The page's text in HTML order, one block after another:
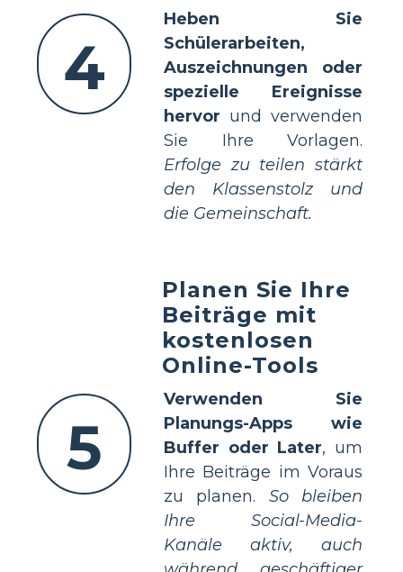
4
Heben Sie
Schülerarbeiten,
Auszeichnungen oder
spezielle Ereignisse
hervor und verwenden
Sie Ihre Vorlagen.
Erfolge zu teilen stärkt
den Klassenstolz und
die Gemeinschaft.
5
Planen Sie Ihre
Beiträge mit
kostenlosen
Online-Tools
Verwenden Sie
Planungs-Apps wie
Buffer oder Later, um
Ihre Beiträge im Voraus
zu planen. So bleiben
Ihre Social-Media-
Kanäle aktiv, auch